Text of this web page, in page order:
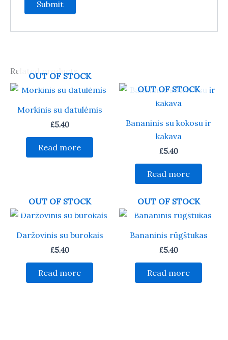
Related products
OUT OF STOCK
Morkinis su datulėmis
£5.40
Read more
OUT OF STOCK
Bananinis su kokosu ir
kakava
£5.40
Read more
OUT OF STOCK
Daržovinis su burokais
£5.40
Read more
OUT OF STOCK
Bananinis rūgštukas
£5.40
Read more